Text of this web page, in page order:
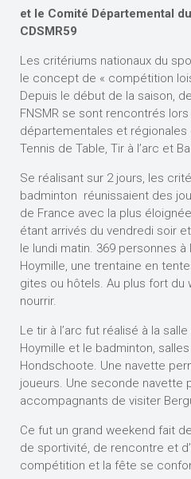
et le Comité Départemental
CDSMR59
Les critériums nationaux du
le concept de « compétition
Depuis le début de la saison,
FNSMR se sont rencontrés
départementales et régionales
Tennis de Table, Tir à l’arc et
Se réalisant sur 2 jours, les
badminton réunissaient des
de France avec la plus
étant arrivés du vendredi soir
le lundi matin. 369 personnes à
Hoymille, une trentaine en
gites ou hôtels. Au plus fort du
nourrir.
Le tir à l’arc fut réalisé à la
Hoymille et le badminton,
Hondschoote. Une navette
joueurs. Une seconde navette
accompagnants de visiter
Ce fut un grand weekend fait
de sportivité, de rencontre et
compétition et la fête se